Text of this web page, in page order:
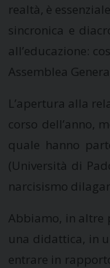
realtà, è
sincronica e
all’educazione:
Assemblea
L’apertura alla
corso dell’anno,
quale hanno
(Università di
narcisismo
Abbiamo, in altre
una didattica, in
entrare in